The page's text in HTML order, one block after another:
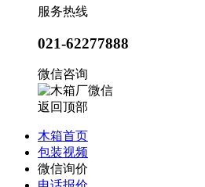
服务热线
021-62277888
微信咨询
返回顶部
木箱首页
包装视频
微信询价